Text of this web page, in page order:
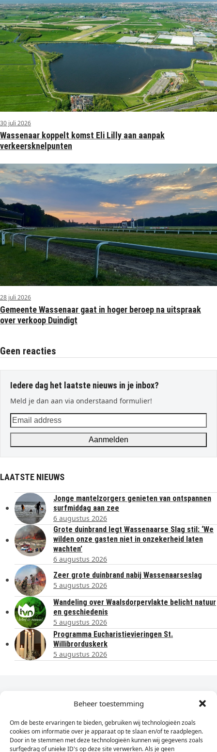
Beheer toestemming
Om de beste ervaringen te bieden, gebruiken wij technologieën zoals
cookies om informatie over je apparaat op te slaan en/of te raadplegen.
Door in te stemmen met deze technologieën kunnen wij gegevens zoals
surfgedrag of unieke ID's op deze site verwerken. Als je geen
30 juli 2026
Wassenaar koppelt komst Eli Lilly aan aanpak
verkeersknelpunten
28 juli 2026
Gemeente Wassenaar gaat in hoger beroep na uitspraak
over verkoop Duindigt
Geen reacties
Iedere dag het laatste nieuws in je inbox?
Meld je dan aan via onderstaand formulier!
Email
address
Aanmelden
LAATSTE NIEUWS
Jonge mantelzorgers genieten van ontspannen
surfmiddag aan zee
6 augustus 2026
Grote duinbrand legt Wassenaarse Slag stil: ‘We
wilden onze gasten niet in onzekerheid laten
wachten’
6 augustus 2026
Zeer grote duinbrand nabij Wassenaarseslag
5 augustus 2026
Wandeling over Waalsdorpervlakte belicht natuur
en geschiedenis
5 augustus 2026
Programma Eucharistievieringen St.
Willibrorduskerk
5 augustus 2026
Dagelijks het laatste nieuws in je e-mail?
Vul
hier
je